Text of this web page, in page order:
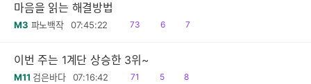
마음을 읽는 해결방법
M3 파노백작 07:45:22
읽
73
공
6
댓
7
이번 주는 1계단 상승한 3위~
M11 검은바다 07:16:42
읽
71
공
5
댓
8